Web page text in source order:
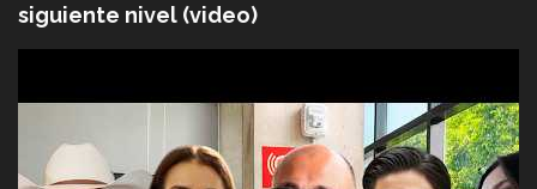
siguiente nivel (video)